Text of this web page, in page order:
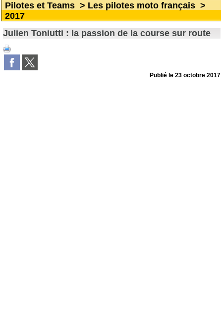
Pilotes et Teams > Les pilotes moto français >
2017
Julien Toniutti : la passion de la course sur route
Publié le23 octobre 2017